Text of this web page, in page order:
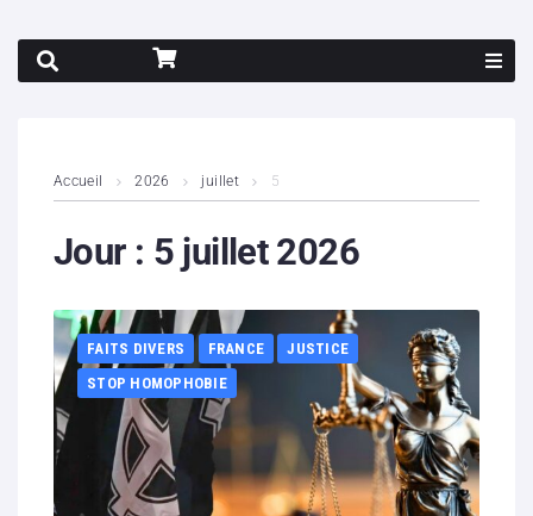
Boutique
Partenaires
Contacts
Accueil 2026 juillet 5
Jour : 5 juillet 2026
FAITS DIVERS FRANCE
JUSTICE
STOP HOMOPHOBIE